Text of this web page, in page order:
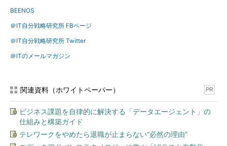
BEENOS
＠IT自分戦略研究所 FBページ
＠IT自分戦略研究所 Twitter
＠ITのメールマガジン
関連資料（ホワイトペーパー） PR
ビジネス課題を自律的に解決する「データエージェント」の
仕組みと構築ガイド
テレワークをやめたら退職が止まらない“必然の理由”